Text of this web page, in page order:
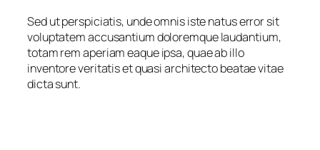
Sed ut perspiciatis, unde omnis iste natus error sit
voluptatem accusantium doloremque laudantium,
totam rem aperiam eaque ipsa, quae ab illo
inventore veritatis et quasi architecto beatae vitae
dicta sunt.